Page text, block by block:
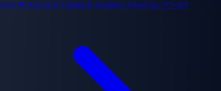
Arco #6 Arco de la Ciudad de Karakura Falsa Cap. 317-423